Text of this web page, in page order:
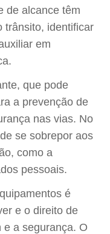
de alcance têm
trânsito, identificar
em
que pode
a prevenção de
nas vias. No
se sobrepor aos
como a
pessoais.
é
e o direito de
a segurança. O